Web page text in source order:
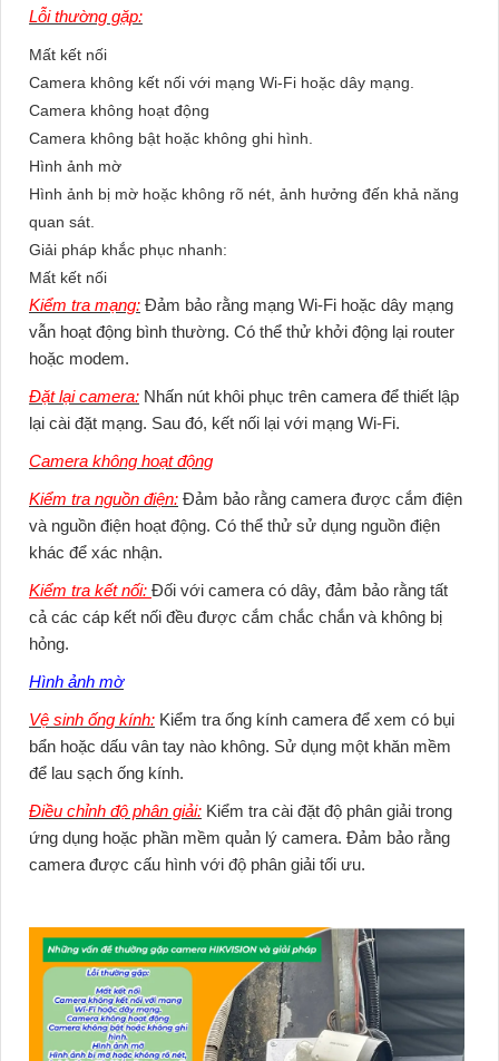
Lỗi thường gặp:
Mất kết nối
Camera không kết nối với mạng Wi-Fi hoặc dây mạng.
Camera không hoạt động
Camera không bật hoặc không ghi hình.
Hình ảnh mờ
Hình ảnh bị mờ hoặc không rõ nét, ảnh hưởng đến khả năng
quan sát.
Giải pháp khắc phục nhanh:
Mất kết nối
Kiểm tra mạng: Đảm bảo rằng mạng Wi-Fi hoặc dây mạng
vẫn hoạt động bình thường. Có thể thử khởi động lại router
hoặc modem.
Đặt lại camera: Nhấn nút khôi phục trên camera để thiết lập
lại cài đặt mạng. Sau đó, kết nối lại với mạng Wi-Fi.
Camera không hoạt động
Kiểm tra nguồn điện: Đảm bảo rằng camera được cắm điện
và nguồn điện hoạt động. Có thể thử sử dụng nguồn điện
khác để xác nhận.
Kiểm tra kết nối: Đối với camera có dây, đảm bảo rằng tất
cả các cáp kết nối đều được cắm chắc chắn và không bị
hỏng.
Hình ảnh mờ
Vệ sinh ống kính: Kiểm tra ống kính camera để xem có bụi
bẩn hoặc dấu vân tay nào không. Sử dụng một khăn mềm
để lau sạch ống kính.
Điều chỉnh độ phân giải: Kiểm tra cài đặt độ phân giải trong
ứng dụng hoặc phần mềm quản lý camera. Đảm bảo rằng
camera được cấu hình với độ phân giải tối ưu.